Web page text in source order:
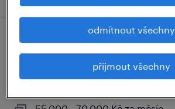
farmaceut s němčinou (m/ž)
bor, plzeňský kraj
odmítnout všechny
přijmout všechny